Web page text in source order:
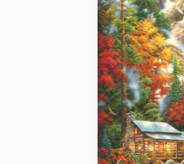
Accessoires
Puzzles en
Peinture au